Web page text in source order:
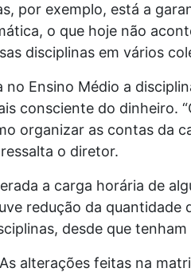
por exemplo, está a
o que hoje não
disciplinas em vários
no Ensino Médio a
consciente do dinheiro.
organizar as contas da
o diretor.
a carga horária de
redução da
desde que
As alterações feitas na